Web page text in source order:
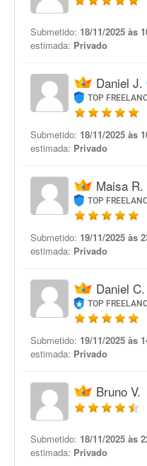
Submetido: 18/11/2025 às
estimada: Privado
Daniel J.
TOP
Submetido: 18/11/2025 às
estimada: Privado
Maisa R.
TOP
Submetido: 19/11/2025 às
estimada: Privado
Daniel C.
TOP
Submetido: 19/11/2025 às
estimada: Privado
Bruno V.
Submetido: 18/11/2025 às
estimada: Privado